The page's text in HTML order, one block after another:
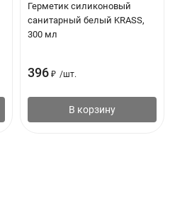
Герметик силиконовый
санитарный белый KRASS,
300 мл
396 ₽ /шт.
В корзину